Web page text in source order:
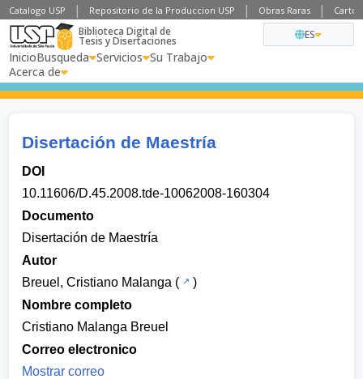
Catalogo USP Repositorio de la Produccion USP Obras Raras
Biblioteca Digital de
Tesis y Disertaciones
InicioBusqueda Servicios Su Trabajo
Acerca de
ES
Disertación de Maestría
DOI
10.11606/D.45.2008.tde-10062008-160304
Documento
Disertación de Maestría
Autor
Breuel, Cristiano Malanga (
)
Nombre completo
Cristiano Malanga Breuel
Correo electronico
Mostrar correo